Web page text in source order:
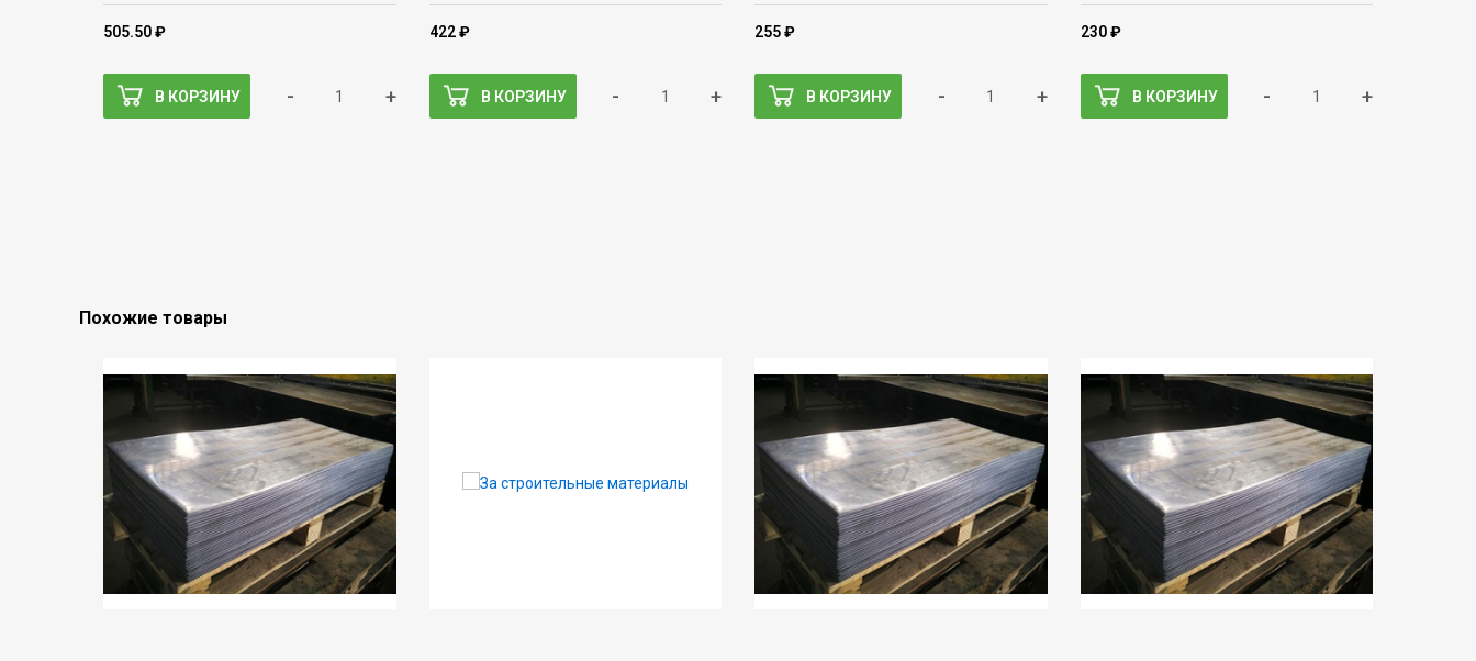
505.50 ₽
В КОРЗИНУ - +
422 ₽
В КОРЗИНУ - +
255 ₽
В КОРЗИНУ - +
230 ₽
В КОРЗИНУ - +
Похожие товары